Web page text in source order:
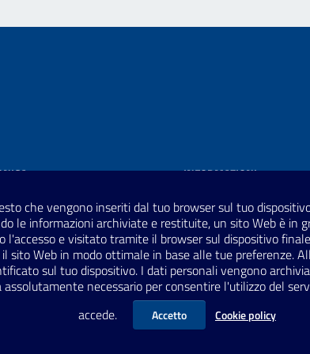
che vengono inseriti dal tuo browser sul tuo
le informazioni archiviate e restituite, un sito Web è in
e visitato tramite il browser sul dispositivo
sito Web in modo ottimale in base alle tue preferenze.
sul tuo dispositivo. I dati personali vengono
necessario per consentire l'utilizzo del
accede.
Accetto Cookie policy
INFORMAZIONI
Dichiarazione di
Privacy Policy
Note Legali
Sitemap